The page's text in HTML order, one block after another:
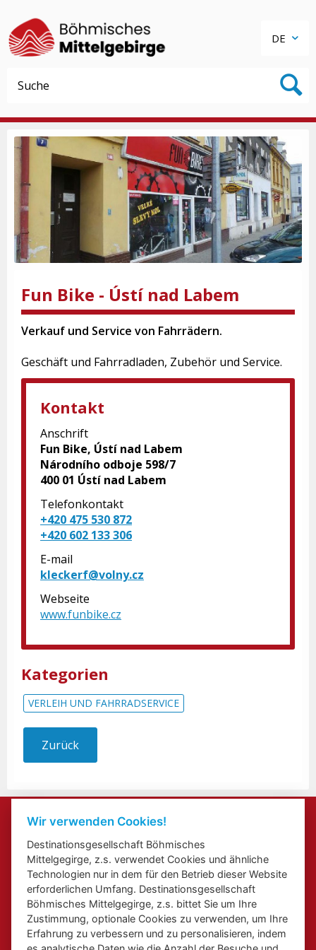
DE
Fun Bike - Ústí nad Labem
Verkauf und Service von Fahrrädern.
Geschäft und Fahrradladen, Zubehör und Service.
Kontakt
Anschrift
Fun Bike, Ústí nad Labem
Národního odboje 598/7
400 01 Ústí nad Labem
Telefonkontakt
+420 475 530 872
+420 602 133 306
E-mail
kleckerf@volny.cz
Webseite
www.funbike.cz
Kategorien
VERLEIH UND FAHRRADSERVICE
Zurück
Kontakte
Přihlášení odběru newsletterů
Cookies
Wir verwenden Cookies!
Destinationsgesellschaft Böhmisches
Mittelgegirge, z.s. verwendet Cookies und ähnliche
Technologien nur in dem für den Betrieb dieser Website
erforderlichen Umfang. Destinationsgesellschaft
Böhmisches Mittelgegirge, z.s. bittet Sie um Ihre
Zustimmung, optionale Cookies zu verwenden, um Ihre
Erfahrung zu verbessern und zu personalisieren, indem